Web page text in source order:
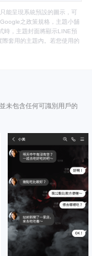
能呈現系統預設的圖示，可
之政策規格，主題小舖
時，主題封面將顯示LINE預
套用的主題內。若您使用的
未包含任何可識別用戶的